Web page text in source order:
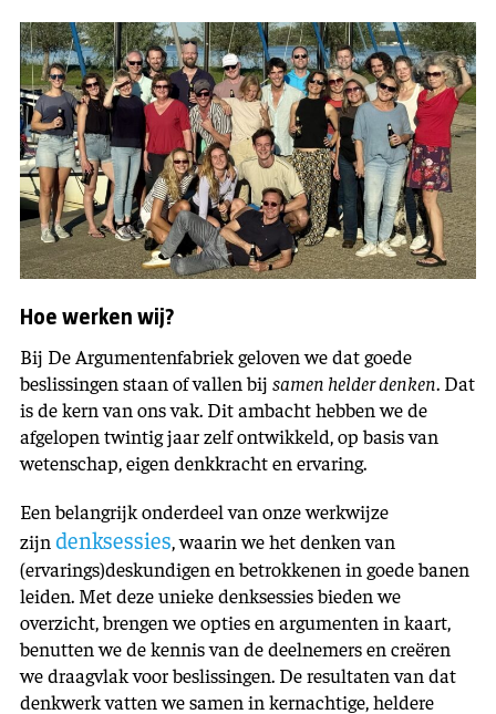
Hoe werken wij?
Bij De Argumentenfabriek geloven we dat goede
beslissingen staan of vallen bij samen helder denken. Dat
is de kern van ons vak. Dit ambacht hebben we de
afgelopen twintig jaar zelf ontwikkeld, op basis van
wetenschap, eigen denkkracht en ervaring.
Een belangrijk onderdeel van onze werkwijze
zijn denksessies, waarin we het denken van
(ervarings)deskundigen en betrokkenen in goede banen
leiden. Met deze unieke denksessies bieden we
overzicht, brengen we opties en argumenten in kaart,
benutten we de kennis van de deelnemers en creëren
we draagvlak voor beslissingen. De resultaten van dat
denkwerk vatten we samen in kernachtige, heldere